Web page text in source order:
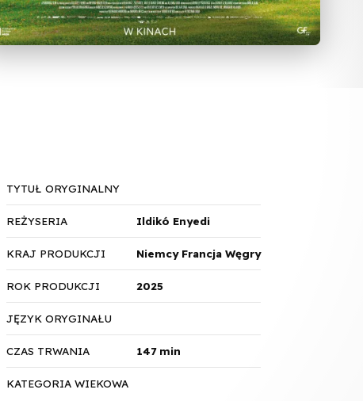
TYTUŁ ORYGINALNY
REŻYSERIA Ildikó Enyedi
KRAJ PRODUKCJI Niemcy Francja Węgry
ROK PRODUKCJI 2025
JĘZYK ORYGINAŁU
CZAS TRWANIA 147 min
KATEGORIA WIEKOWA